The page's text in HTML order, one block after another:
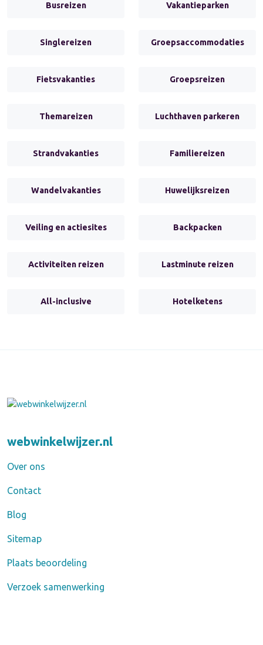
Busreizen Vakantieparken
Singlereizen Groepsaccommodaties
Fietsvakanties Groepsreizen
Themareizen Luchthaven parkeren
Strandvakanties Familiereizen
Wandelvakanties Huwelijksreizen
Veiling en actiesites Backpacken
Activiteiten reizen Lastminute reizen
All-inclusive Hotelketens
webwinkelwijzer.nl
Over ons
Contact
Blog
Sitemap
Plaats beoordeling
Verzoek samenwerking